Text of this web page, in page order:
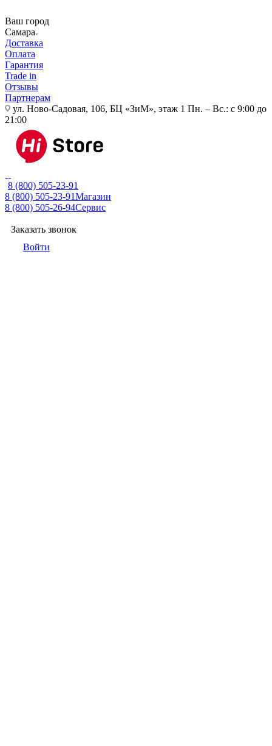
Ваш город
Самара
Доставка
Оплата
Гарантия
Trade in
Отзывы
Партнерам
ул. Ново-Садовая, 106, БЦ «ЗиМ», этаж 1 Пн. – Вс.: с 9:00 до
21:00
8 (800) 505-23-91
8 (800) 505-23-91Магазин
8 (800) 505-26-94Сервис
Заказать звонок
Войти